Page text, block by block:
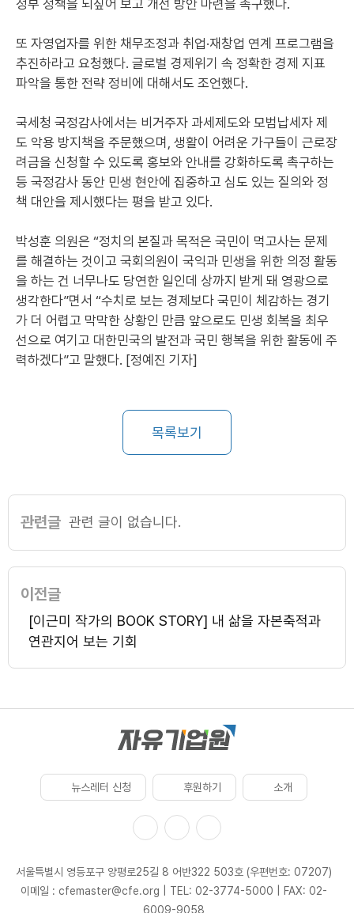
정부 정책을 되짚어 보고 개선 방안 마련을 촉구했다.
또 자영업자를 위한 채무조정과 취업·재창업 연계 프로그램을
추진하라고 요청했다. 글로벌 경제위기 속 정확한 경제 지표
파악을 통한 전략 정비에 대해서도 조언했다.
국세청 국정감사에서는 비거주자 과세제도와 모범납세자 제
도 악용 방지책을 주문했으며, 생활이 어려운 가구들이 근로장
려금을 신청할 수 있도록 홍보와 안내를 강화하도록 촉구하는
등 국정감사 동안 민생 현안에 집중하고 심도 있는 질의와 정
책 대안을 제시했다는 평을 받고 있다.
박성훈 의원은 “정치의 본질과 목적은 국민이 먹고사는 문제
를 해결하는 것이고 국회의원이 국익과 민생을 위한 의정 활동
을 하는 건 너무나도 당연한 일인데 상까지 받게 돼 영광으로
생각한다”면서 “수치로 보는 경제보다 국민이 체감하는 경기
가 더 어렵고 막막한 상황인 만큼 앞으로도 민생 회복을 최우
선으로 여기고 대한민국의 발전과 국민 행복을 위한 활동에 주
력하겠다”고 말했다. [정예진 기자]
목록보기
관련글 관련 글이 없습니다.
이전글
[이근미 작가의 BOOK STORY] 내 삶을 자본축적과
연관지어 보는 기회
뉴스레터 신청 후원하기 소개
서울특별시 영등포구 양평로25길 8 어반322 503호 (우편번호: 07207)
이메일 : cfemaster@cfe.org
TEL: 02-3774-5000
FAX: 02-
6009-9058